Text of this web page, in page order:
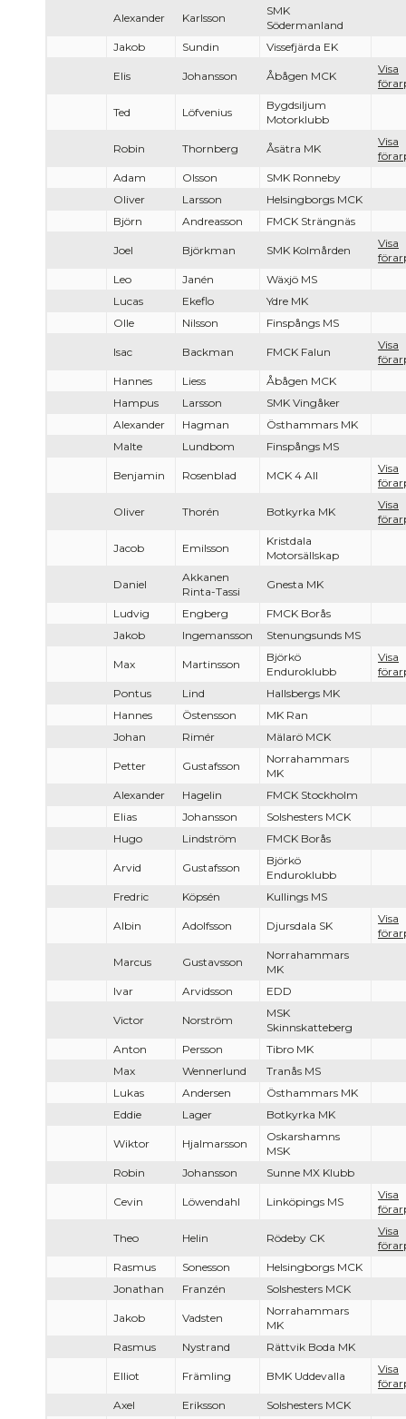
Alexander Karlsson
SMK
Södermanland
Jakob
Sundin Vissefjärda EK
Elis Johansson Åbågen MCK
Visa
Ted Löfvenius
Bygdsiljum
Motorklubb
Robin Thornberg Åsätra MK
Visa
Adam
Olsson
SMK Ronneby
Oliver
Larsson
Helsingborgs MCK
Björn
Andreasson FMCK Strängnäs
Joel Björkman SMK Kolmården
Visa
Leo
Janén
Wäxjö MS
Lucas
Ekeflo
Ydre MK
Olle
Nilsson Finspångs MS
Isac Backman FMCK Falun
Visa
Hannes
Liess
Åbågen MCK
Hampus
Larsson
SMK Vingåker
Alexander
Hagman
Östhammars MK
Malte
Lundbom Finspångs MS
Benjamin Rosenblad MCK 4 All
Visa
Oliver Thorén Botkyrka MK
Visa
Jacob Emilsson
Kristdala
Motorsällskap
Daniel
Akkanen
Rinta-Tassi
Gnesta MK
Ludvig Engberg
FMCK Borås
Jakob
Ingemansson Stenungsunds MS
Max Martinsson
Björkö
Enduroklubb
Visa
Pontus
Lind
Hallsbergs MK
Hannes
Östensson
MK Ran
Johan
Rimér Mälarö MCK
Petter Gustafsson
Norrahammars
MK
Alexander
Hagelin
FMCK Stockholm
Elias
Johansson
Solshesters MCK
Hugo
Lindström FMCK Borås
Arvid Gustafsson
Björkö
Enduroklubb
Fredric
Köpsén Kullings MS
Albin Adolfsson Djursdala SK
Visa
Marcus Gustavsson
Norrahammars
MK
Ivar
Arvidsson EDD
Victor Norström
MSK
Skinnskatteberg
Anton
Persson
Tibro MK
Max
Wennerlund
Tranås MS
Lukas
Andersen
Östhammars MK
Eddie
Lager Botkyrka MK
Wiktor Hjalmarsson
Oskarshamns
MSK
Robin
Johansson Sunne MX Klubb
Cevin Löwendahl Linköpings MS
Visa
Theo Helin Rödeby CK
Visa
Rasmus
Sonesson
Helsingborgs MCK
Jonathan
Franzén Solshesters MCK
Jakob Vadsten
Norrahammars
MK
Rasmus
Nystrand Rättvik Boda MK
Elliot Främling BMK Uddevalla
Visa
Axel
Eriksson Solshesters MCK